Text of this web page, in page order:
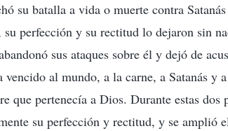
su batalla a vida o muerte contra
perfección y su rectitud lo dejaron sin
sus ataques sobre él y dejó de
vencido al mundo, a la carne, a Satanás y
que pertenecía a Dios. Durante estas dos
su perfección y rectitud, y se amplió